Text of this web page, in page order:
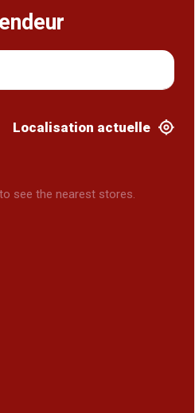
Localisation actuelle
see the nearest stores.